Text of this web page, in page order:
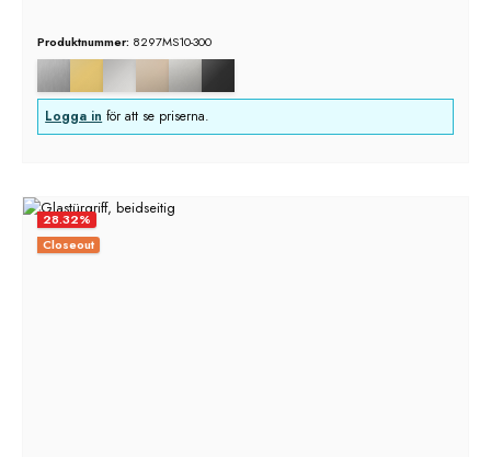
Produktnummer: 8297MS10-300
Logga in för att se priserna.
28.32%
Closeout